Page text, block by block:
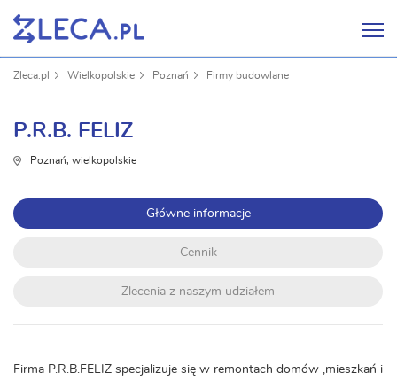
Zleca.pl Wielkopolskie Poznań Firmy budowlane
P.R.B. FELIZ
Poznań, wielkopolskie
Główne informacje
Cennik
Zlecenia z naszym udziałem
Firma P.R.B.FELIZ specjalizuje się w remontach domów ,mieszkań i